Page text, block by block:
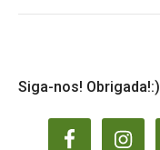
Siga-nos! Obrigada!:)